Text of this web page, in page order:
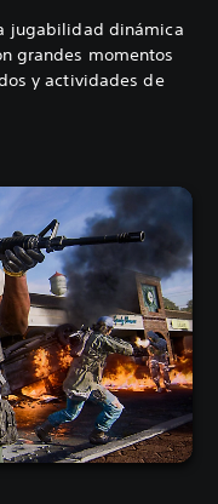
jugabilidad dinámica
grandes momentos
y actividades de